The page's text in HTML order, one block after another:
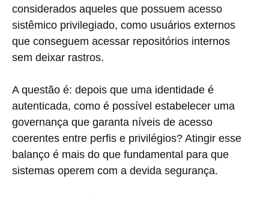
considerados aqueles que possuem acesso
sistêmico privilegiado, como usuários externos
que conseguem acessar repositórios internos
sem deixar rastros.
A questão é: depois que uma identidade é
autenticada, como é possível estabelecer uma
governança que garanta níveis de acesso
coerentes entre perfis e privilégios? Atingir esse
balanço é mais do que fundamental para que
sistemas operem com a devida segurança.